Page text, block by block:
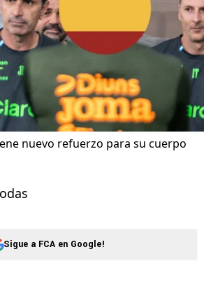
nuevo refuerzo para su cuerpo
Sigue a FCA en Google!